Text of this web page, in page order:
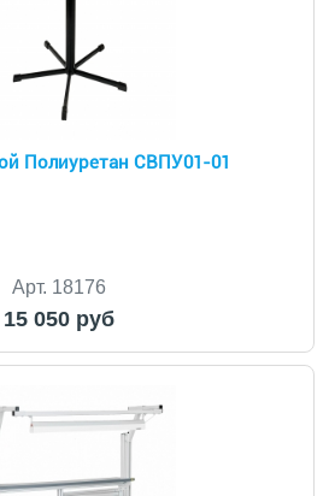
Полиуретан СВПУ01-01
Арт. 18176
15 050 руб